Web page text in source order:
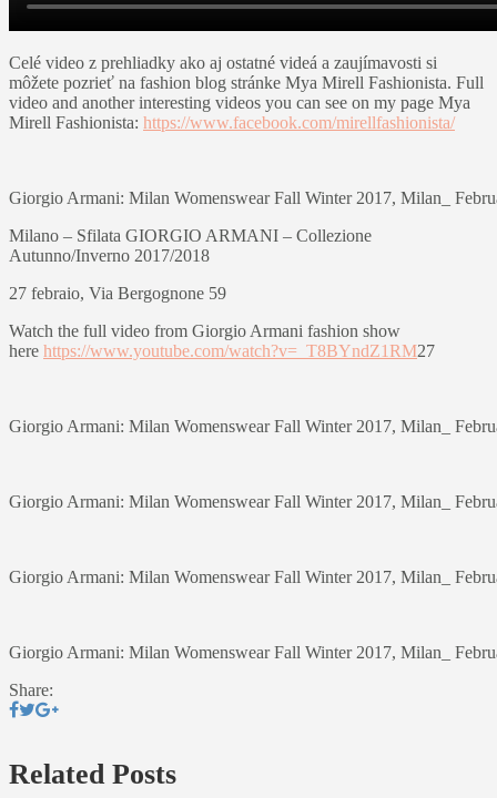
Celé video z prehliadky ako aj ostatné videá a zaujímavosti si
môžete pozrieť na fashion blog stránke Mya Mirell Fashionista. Full
video and another interesting videos you can see on my page Mya
Mirell Fashionista: https://www.facebook.com/mirellfashionista/
Giorgio Armani: Milan Womenswear Fall Winter 2017, Milan_
Milano – Sfilata GIORGIO ARMANI – Collezione
Autunno/Inverno 2017/2018
27 febraio, Via Bergognone 59
Watch the full video from Giorgio Armani fashion show
here https://www.youtube.com/watch?v=_T8BYndZ1RM27
Giorgio Armani: Milan Womenswear Fall Winter 2017, Milan_
Giorgio Armani: Milan Womenswear Fall Winter 2017, Milan_
Giorgio Armani: Milan Womenswear Fall Winter 2017, Milan_
Giorgio Armani: Milan Womenswear Fall Winter 2017, Milan_
Share:
Related Posts